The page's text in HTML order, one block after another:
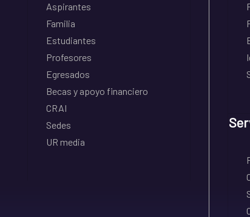
Aspirantes
Familia
Estudiantes
Profesores
Egresados
Becas y apoyo financiero
CRAI
Sedes
UR media